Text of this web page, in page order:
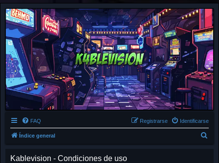
FAQ Identificarse
Registrarse
Índice general
Kablevision - Condiciones de uso